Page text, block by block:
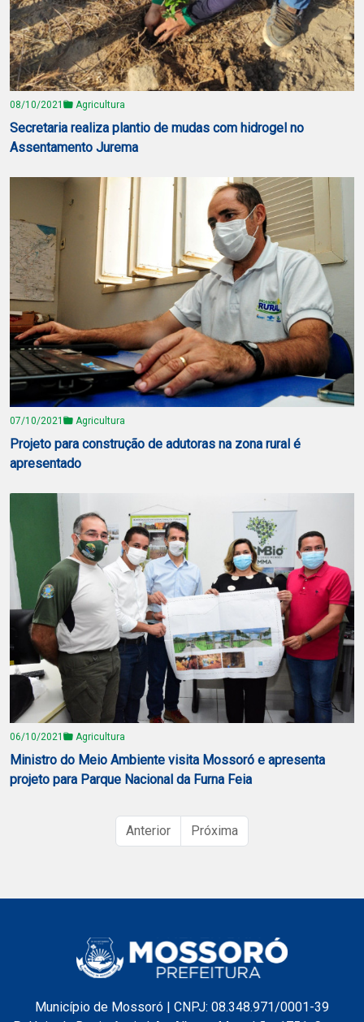
08/10/2021 Agricultura
Secretaria realiza plantio de mudas com hidrogel no
Assentamento Jurema
07/10/2021 Agricultura
Projeto para construção de adutoras na zona rural é
apresentado
06/10/2021 Agricultura
Ministro do Meio Ambiente visita Mossoró e apresenta
projeto para Parque Nacional da Furna Feia
Anterior Próxima
Município de Mossoró | CNPJ: 08.348.971/0001-39